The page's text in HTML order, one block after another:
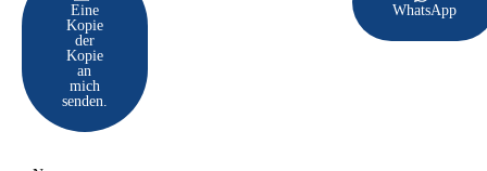
Eine
Kopie
der
Kopie
an
mich
senden.
WhatsApp